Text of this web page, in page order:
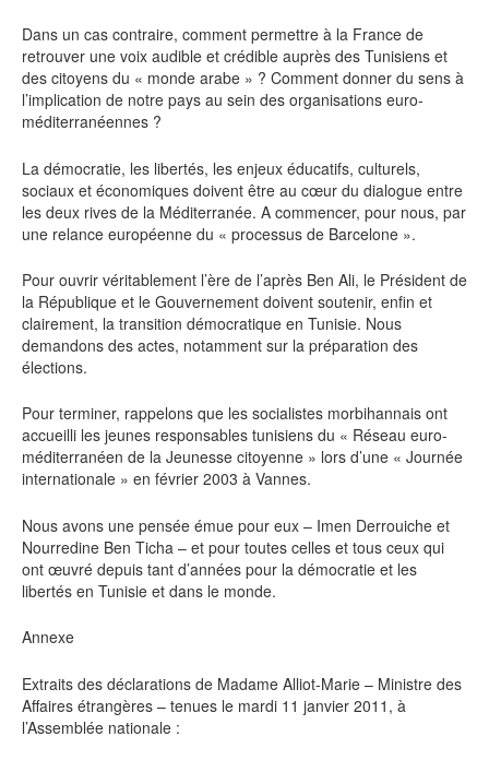
Dans un cas contraire, comment permettre à la France de
retrouver une voix audible et crédible auprès des Tunisiens et
des citoyens du « monde arabe » ? Comment donner du sens à
l’implication de notre pays au sein des organisations euro-
méditerranéennes ?
La démocratie, les libertés, les enjeux éducatifs, culturels,
sociaux et économiques doivent être au cœur du dialogue entre
les deux rives de la Méditerranée. A commencer, pour nous, par
une relance européenne du « processus de Barcelone ».
Pour ouvrir véritablement l’ère de l’après Ben Ali, le Président de
la République et le Gouvernement doivent soutenir, enfin et
clairement, la transition démocratique en Tunisie. Nous
demandons des actes, notamment sur la préparation des
élections.
Pour terminer, rappelons que les socialistes morbihannais ont
accueilli les jeunes responsables tunisiens du « Réseau euro-
méditerranéen de la Jeunesse citoyenne » lors d’une « Journée
internationale » en février 2003 à Vannes.
Nous avons une pensée émue pour eux – Imen Derrouiche et
Nourredine Ben Ticha – et pour toutes celles et tous ceux qui
ont œuvré depuis tant d’années pour la démocratie et les
libertés en Tunisie et dans le monde.
Annexe
Extraits des déclarations de Madame Alliot-Marie – Ministre des
Affaires étrangères – tenues le mardi 11 janvier 2011, à
l’Assemblée nationale :